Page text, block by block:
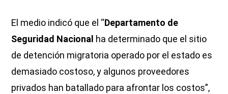
El medio indicó que el “Departamento de
Seguridad Nacional ha determinado que el sitio
de detención migratoria operado por el estado es
demasiado costoso, y algunos proveedores
privados han batallado para afrontar los costos”,